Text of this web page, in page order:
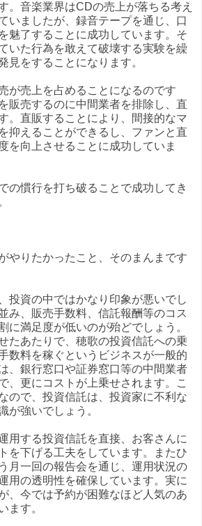
。音楽業界はCDの売上が落ちる考え
いましたが、録音テープを通じ、口
魅了することに成功しています。そ
いた行為を敢えて破壊する実験を繰
見をすることになります。
が売上を占めることになるのです
販売するのに中間業者を排除し、直
。直販することにより、間接的なマ
抑えることができるし、ファンと直
を向上させることに成功していま
の慣行を打ち破ることで成功してき
やりたかったこと、そのまんまです
投資の中ではかなり印象が悪いでし
み、販売手数料、信託報酬等のコス
に満足度が低いのが殆どでしょう。
たあたりで、穂歌の投資信託への乗
数料を稼ぐというビジネスが一般的
、銀行窓口や証券窓口等の中間業者
、更にコストが上乗せされます。こ
ので、投資信託は、投資家に不利な
が強いでしょう。
用する投資信託を直接、お客さんに
を下げる工夫をしています。またひ
月一回の報告会を通じ、運用状況の
用の透明性を確保しています。実に
、今では予約が困難なほど人気のあ
ます。